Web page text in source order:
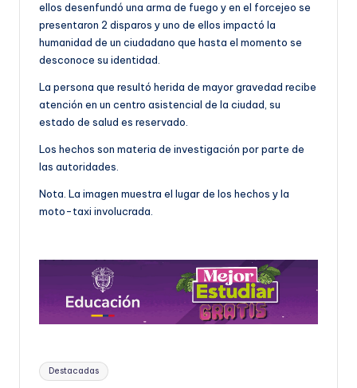
ellos desenfundó una arma de fuego y en el forcejeo se
presentaron 2 disparos y uno de ellos impactó la
humanidad de un ciudadano que hasta el momento se
desconoce su identidad.
La persona que resultó herida de mayor gravedad recibe
atención en un centro asistencial de la ciudad, su
estado de salud es reservado.
Los hechos son materia de investigación por parte de
las autoridades.
Nota. La imagen muestra el lugar de los hechos y la
moto-taxi involucrada.
Etiquetas:
Destacadas